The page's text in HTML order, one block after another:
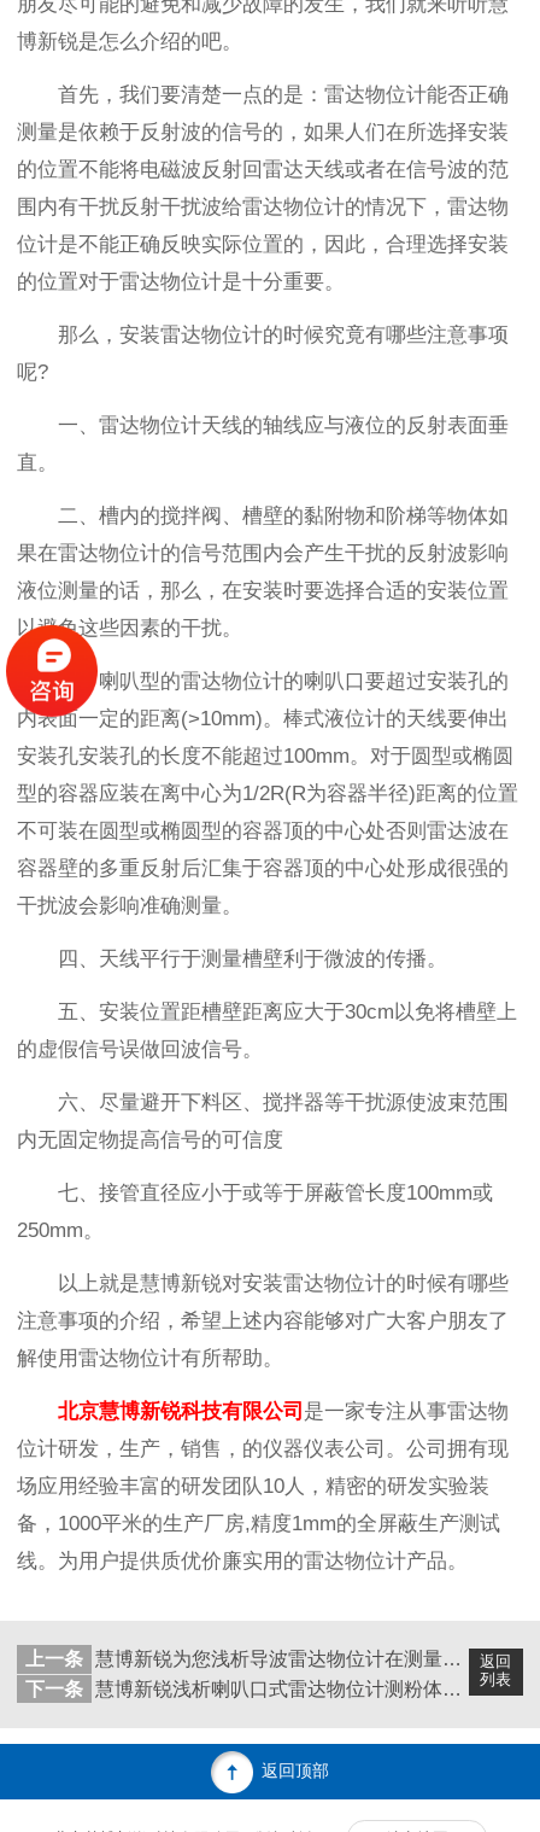
博新锐是怎么介绍的吧。
首先，我们要清楚一点的是：雷达物位计能否正确
测量是依赖于反射波的信号的，如果人们在所选择安装
的位置不能将电磁波反射回雷达天线或者在信号波的范
围内有干扰反射干扰波给雷达物位计的情况下，雷达物
位计是不能正确反映实际位置的，因此，合理选择安装
的位置对于雷达物位计是十分重要。
那么，安装雷达物位计的时候究竟有哪些注意事项
呢?
一、雷达物位计天线的轴线应与液位的反射表面垂
直。
二、槽内的搅拌阀、槽壁的黏附物和阶梯等物体如
果在雷达物位计的信号范围内会产生干扰的反射波影响
液位测量的话，那么，在安装时要选择合适的安装位置
以避免这些因素的干扰。
三、喇叭型的雷达物位计的喇叭口要超过安装孔的
内表面一定的距离(>10mm)。棒式液位计的天线要伸出
安装孔安装孔的长度不能超过100mm。对于圆型或椭圆
型的容器应装在离中心为1/2R(R为容器半径)距离的位置
不可装在圆型或椭圆型的容器顶的中心处否则雷达波在
容器壁的多重反射后汇集于容器顶的中心处形成很强的
干扰波会影响准确测量。
四、天线平行于测量槽壁利于微波的传播。
五、安装位置距槽壁距离应大于30cm以免将槽壁上
的虚假信号误做回波信号。
六、尽量避开下料区、搅拌器等干扰源使波束范围
内无固定物提高信号的可信度
七、接管直径应小于或等于屏蔽管长度100mm或
250mm。
以上就是慧博新锐对安装雷达物位计的时候有哪些
注意事项的介绍，希望上述内容能够对广大客户朋友了
解使用雷达物位计有所帮助。
北京慧博新锐科技有限公司 是一家专注从事雷达物
位计研发，生产，销售，的仪器仪表公司。公司拥有现
场应用经验丰富的研发团队10人，精密的研发实验装
备，1000平米的生产厂房,精度1mm的全屏蔽生产测试
线。为用户提供质优价廉实用的雷达物位计产品。
返回
列表
上一条 慧博新锐为您浅析导波雷达物位计在测量方面采取哪些技术
下一条 慧博新锐浅析喇叭口式雷达物位计测粉体安装注意事项
返回顶部